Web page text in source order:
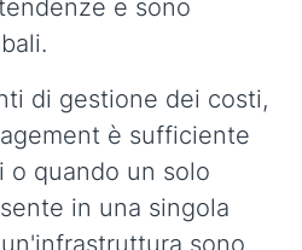
e sono
di gestione dei costi,
è sufficiente
o quando un solo
in una singola
sono